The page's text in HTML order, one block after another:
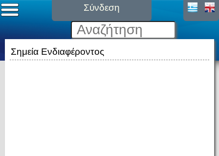
Σύνδεση
Σημεία Ενδιαφέροντος